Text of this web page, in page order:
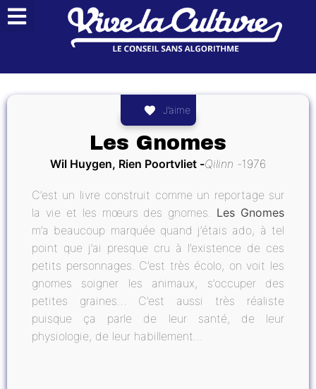
J’aime
Les Gnomes
Wil Huygen, Rien Poortvliet Qilinn 1976
C’est un livre construit comme un reportage sur
la vie et les mœurs des gnomes. Les Gnomes
m’a beaucoup marquée quand j’étais ado, à tel
point que j’ai presque cru à l’existence de ces
petits personnages. C’est très écolo, on voit les
gnomes soigner les animaux, s’occuper des
petites graines… C’est aussi très réaliste
puisque ça parle de leur santé, de leur
physiologie, de leur habillement…